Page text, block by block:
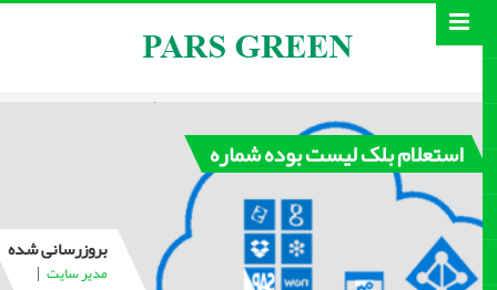
استعلام بلک لیست بوده شماره
بروزرسانی شده
مدیر سایت |